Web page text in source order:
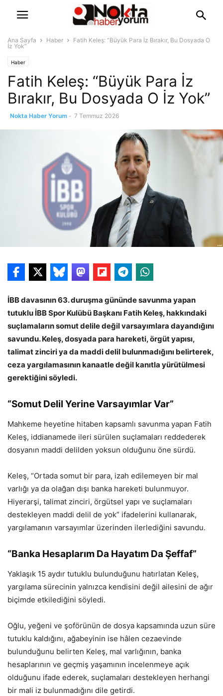
Ana Sayfa Haber
Fatih Keleş: “Büyük Para İz Bırakır, Bu Dosyada O
İz Yok”
Haber
Fatih Keleş: “Büyük Para İz
Bırakır, Bu Dosyada O İz Yok”
Nokta Haber Yorum - 7 Temmuz 2026
İBB davasının 63. duruşma gününde savunma yapan
tutuklu İBB Spor Kulübü Başkanı Fatih Keleş, hakkındaki
suçlamaların somut delile değil varsayımlara dayandığını
savundu. Keleş, dosyada para hareketi, örgüt yapısı,
talimat zinciri ya da maddi delil bulunmadığını belirterek,
ceza yargılamasının kanaatle değil kanıtla yürütülmesi
gerektiğini söyledi.
“Somut Delil Yerine Varsayımlar Var”
Mahkeme heyetine hitaben kapsamlı savunma yapan Fatih
Keleş, iddianamede ileri sürülen suçlamaları reddederek
dosyanın maddi delilden yoksun olduğunu öne sürdü.
Keleş, “Ortada somut bir para, izah edilemeyen bir mal
varlığı ya da olağan dışı banka hareketi bulunmuyor.
Hiyerarşi, talimat zinciri, örgütsel yapı ve suçlamaları
destekleyen maddi delil de yok” ifadelerini kullanarak,
yargılamanın varsayımlar üzerinden ilerlediğini savundu.
“Banka Hesaplarım Da Hayatım Da Şeffaf”
Yaklaşık 15 aydır tutuklu bulunduğunu hatırlatan Keleş,
yargılama sürecinin yalnızca kendisini değil ailesini de ağır
biçimde etkilediğini söyledi.
Oğlu, yeğeni ve şoförünün de dosya kapsamında uzun süre
tutuklu kaldığını, ağabeyinin ise hâlen cezaevinde
bulunduğunu belirten Keleş, mal varlığının, banka
hesaplarının ve geçmiş yaşamının incelenmeye açık
olduğunu ifade ederek, suçlamaları destekleyen herhangi
bir mali iz bulunmadığını dile getirdi.